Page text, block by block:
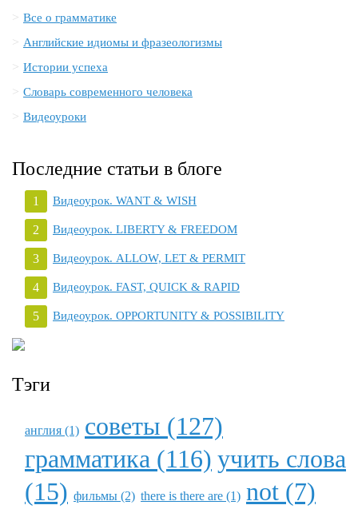
Все о грамматике
Английские идиомы и фразеологизмы
Истории успеха
Словарь современного человека
Видеоуроки
Последние статьи в блоге
Видеоурок. WANT & WISH
Видеоурок. LIBERTY & FREEDOM
Видеоурок. ALLOW, LET & PERMIT
Видеоурок. FAST, QUICK & RAPID
Видеоурок. OPPORTUNITY & POSSIBILITY
Тэги
англия (1) советы (127)
грамматика (116) учить слова
(15) фильмы (2) there is there are (1) not (7)